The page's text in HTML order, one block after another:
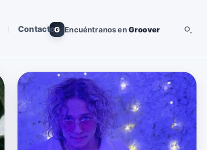
ContactoG Encuéntranos enGroover